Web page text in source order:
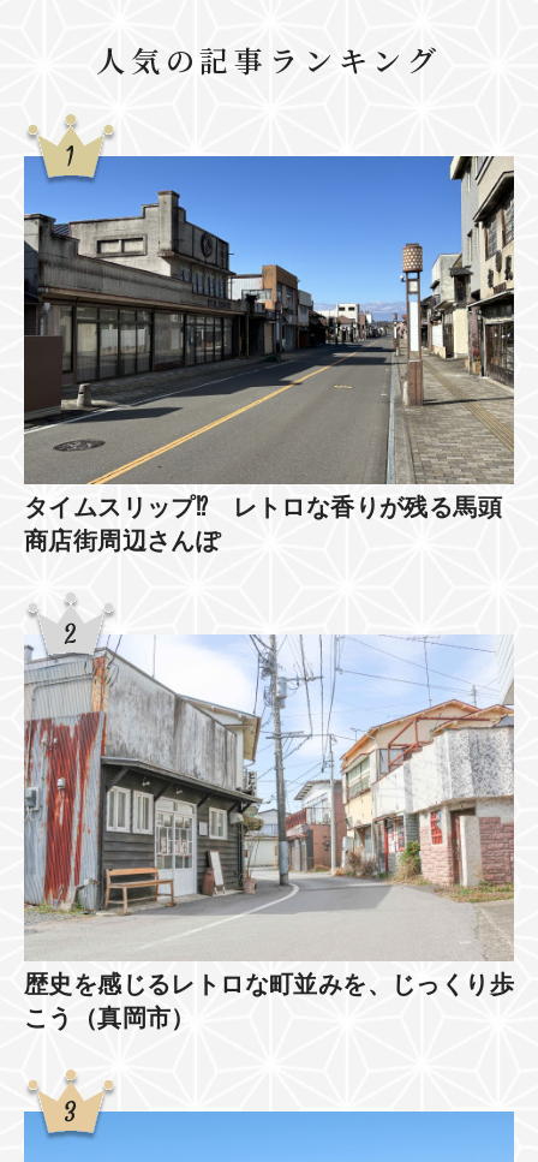
人気の記事ランキング
タイムスリップ⁉ レトロな香りが残る馬頭
商店街周辺さんぽ
歴史を感じるレトロな町並みを、じっくり歩
こう（真岡市）